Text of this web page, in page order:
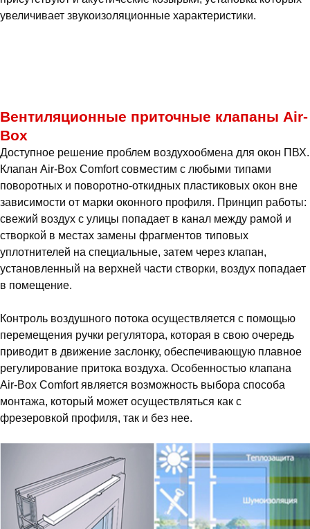
увеличивает звукоизоляционные характеристики.
Вентиляционные приточные клапаны Air-
Box
Доступное решение проблем воздухообмена для окон ПВХ.
Клапан Air-Box Comfort совместим с любыми типами
поворотных и поворотно-откидных пластиковых окон вне
зависимости от марки оконного профиля. Принцип работы:
свежий воздух с улицы попадает в канал между рамой и
створкой в местах замены фрагментов типовых
уплотнителей на специальные, затем через клапан,
установленный на верхней части створки, воздух попадает
в помещение.
Контроль воздушного потока осуществляется с помощью
перемещения ручки регулятора, которая в свою очередь
приводит в движение заслонку, обеспечивающую плавное
регулирование притока воздуха. Особенностью клапана
Air-Box Comfort является возможность выбора способа
монтажа, который может осуществляться как с
фрезеровкой профиля, так и без нее.